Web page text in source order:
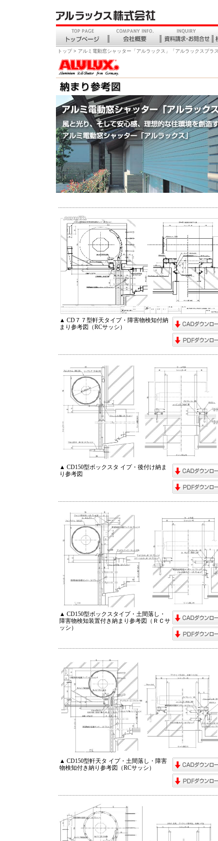
トップ> アルミ電動窓シャッター「アルラックス」「アルラックスプラ
▲ CD７７型軒天タイプ・障害物検知付納
まり参考図（RCサッシ）
▲ CD150型ボックスタ イプ・後付け納ま
り参考図
▲ CD150型ボックスタイプ・土間落し・
障害物検知装置付き納まり参考図（ＲＣサ
ッシ）
▲ CD150型軒天タ イプ・土間落し・障害
物検知付き納り参考図（RCサッシ）